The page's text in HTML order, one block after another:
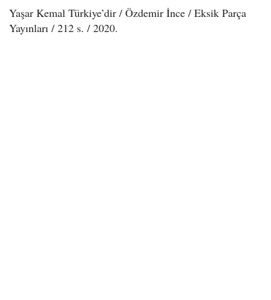
Yaşar Kemal Türkiye’dir / Özdemir İnce / Eksik Parça
Yayınları / 212 s. / 2020.